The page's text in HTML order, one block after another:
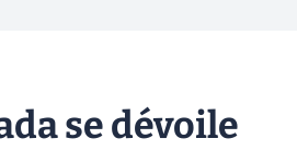
se dévoile